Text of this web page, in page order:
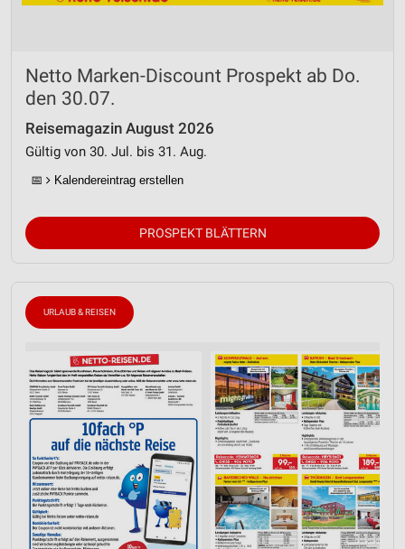
Netto Marken-Discount Prospekt ab Do.
den 30.07.
Reisemagazin August 2026
Gültig von 30. Jul. bis 31. Aug.
📅 Kalendereintrag erstellen
PROSPEKT BLÄTTERN
URLAUB & REISEN